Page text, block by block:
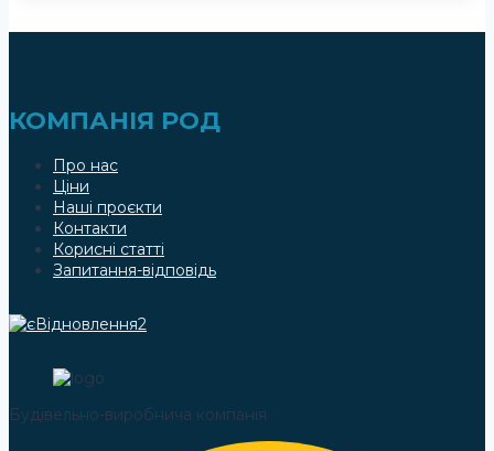
КОМПАНІЯ РОД
Про нас
Ціни
Наші проєкти
Контакти
Корисні статті
Запитання-відповідь
Будівельно-виробнича компанія